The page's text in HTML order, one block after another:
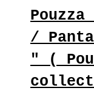
/
" (